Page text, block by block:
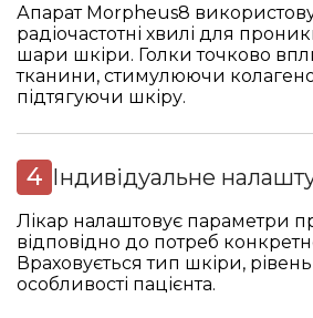
Апарат Morpheus8
радіочастотні хвилі для
шари шкіри. Голки точково
тканини, стимулюючи
підтягуючи шкіру.
Індивідуальне
Лікар налаштовує параметри
відповідно до потреб
Враховується тип шкіри, рівень
особливості пацієнта.